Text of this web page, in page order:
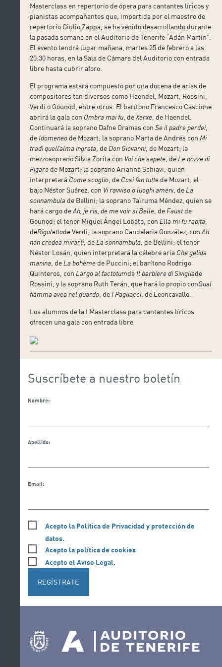
Masterclass en repertorio de ópera para cantantes líricos y
pianistas acompañantes que, impartida por el maestro de
repertorio Giulio Zappa, se ha venido desarrollando durante
la pasada semana en el Auditorio de Tenerife “Adán Martín”.
El evento tendrá lugar mañana, martes 25 de febrero a las
20:30 horas, en la Sala de Cámara del Auditorio con entrada
libre hasta cubrir aforo.
El programa estará compuesto por una docena de arias de
compositores tan diversos como Haendel, Mozart, Rossini,
Verdi o Gounod, entre otros. El barítono Francesco Cascione
abrirá la gala con Ombra mai fu , deXerxe , de Haendel.
Continuará la soprano Dafne Oramas conSe il padre perdei,
de Idomeneo de Mozart; la soprano Marta de Andrés con Mi
tradì quell’alma ingrata , de Don Giovanni, de Mozart; la
mezzosoprano Silvia Zorita con Voi che sapete , de Le nozze di
Figaro de Mozart; la soprano Arianna Schiavi, quien
interpretará Come scoglio , de Così fan tutte de Mozart; el
bajo Néstor Suárez, con Vi ravviso o luoghi ameni, de La
sonnambula de Bellini; la soprano Tairuma Méndez, quien se
hará cargo deAh, je ris, de me voir si Belle , de Faustde
Gounod; el tenor Miguel Ángel Lobato, con Ella mi fu rapita
deRigolettode Verdi; la soprano Candelaria González, conAh
non credea mirarti, de La sonnambula , de Bellini; el tenor
Néstor Losán, quien interpretará la célebre aria Che gelida
manina , de La bohème de Puccini; el barítono Rodrigo
Quinteros, con Largo al factotumde Il barbiere di Sivigliade
Rossini, y la soprano Ruth Terán, que hará lo propio conQual
fiamma avea nel guardo , de I Pagliacci, de Leoncavallo.
Los alumnos de la I Masterclass para cantantes líricos
ofrecen una gala con entrada libre
Suscríbete a nuestro boletín
Nombre:
Apellido:
Email:
Acepto la Política de Privacidad y protección de
datos.
Acepto la política de cookies
Acepto el Aviso Legal.
REGÍSTRATE